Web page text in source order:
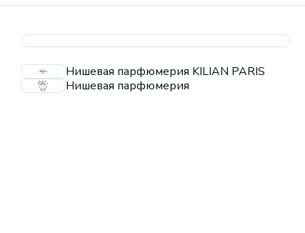
Нишевая парфюмерия KILIAN PARIS
Нишевая парфюмерия